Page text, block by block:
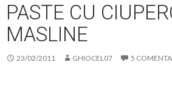
PASTE CU
MASLINE
23/02/2011 GHIOCEL07 5